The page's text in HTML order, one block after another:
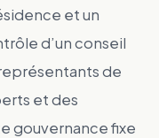
et un
d’un conseil
de
et des
gouvernance fixe